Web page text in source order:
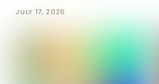
JULY 17, 2026